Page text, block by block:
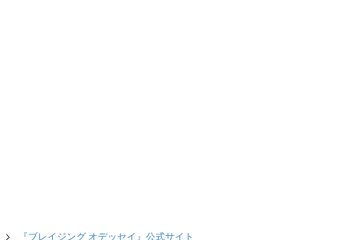
『ブレイジング オデッセイ』公式サイト